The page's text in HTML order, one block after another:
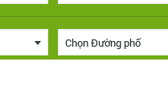
Chọn Đường phố